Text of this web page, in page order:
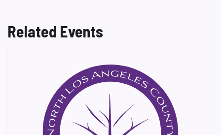
Related Events